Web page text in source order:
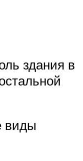
здания в
виды